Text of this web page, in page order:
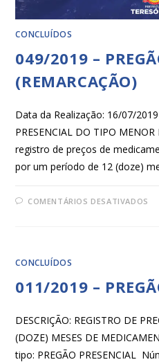
CONCLUÍDOS
049/2019 –
(REMARCAÇÃO)
Data da Realização: 16/07/
PRESENCIAL DO TIPO
registro de preços de
por um período de 12 (doze)
COMENTÁRIOS DESATIVADOS
CONCLUÍDOS
011/2019 –
DESCRIÇÃO: REGISTRO DE
(DOZE) MESES DE
tipo: PREGÃO PRESENCIAL